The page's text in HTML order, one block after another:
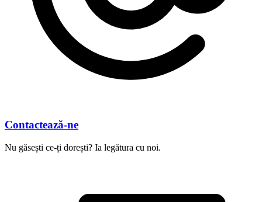
Contactează-ne
Nu găsești ce-ți dorești? Ia legătura cu noi.